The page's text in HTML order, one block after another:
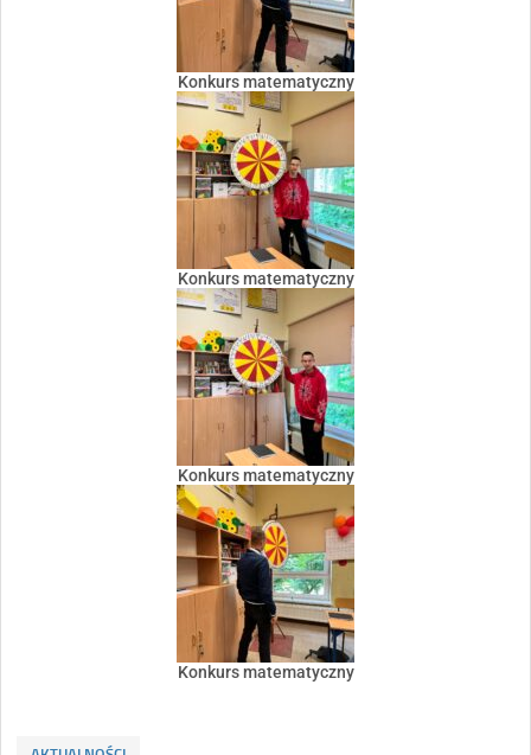
Konkurs matematyczny
Konkurs matematyczny
Konkurs matematyczny
Konkurs matematyczny